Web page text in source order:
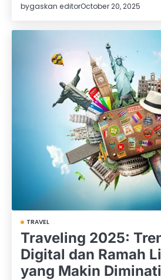
bygaskan editorOctober 20, 2025
TRAVEL
Traveling 2025:
Digital dan Ramah
yang Makin Diminati